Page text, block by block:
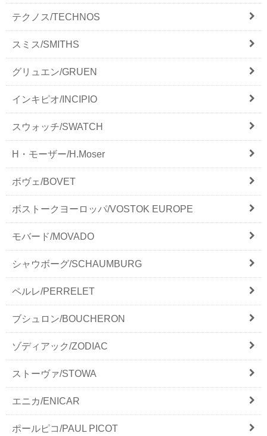
テクノス/TECHNOS
スミス/SMITHS
グリュエン/GRUEN
インキピオ/INCIPIO
スウォッチ/SWATCH
H・モーザー/H.Moser
ボヴェ/BOVET
ボストークヨーロッパ/VOSTOK EUROPE
モバード/MOVADO
シャウボーグ/SCHAUMBURG
ペルレ/PERRELET
ブシュロン/BOUCHERON
ゾディアック/ZODIAC
ストーヴァ/STOWA
エニカ/ENICAR
ポールピコ/PAUL PICOT